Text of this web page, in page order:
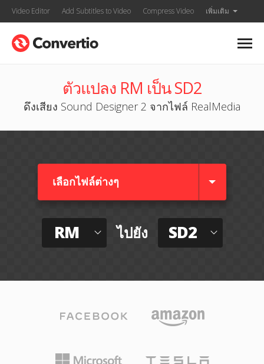
Video Editor Add Subtitles to Video Compress Video เพิ่มเติม
ตัวแปลง RM เป็น SD2
ดึงเสียง Sound Designer 2 จากไฟล์ RealMedia
เลือกไฟล์ต่างๆ​
RM ไปยัง SD2